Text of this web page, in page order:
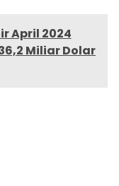
April 2024
Miliar Dolar